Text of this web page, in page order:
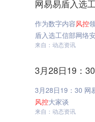
网易易盾入选
作为数字内容风控
盾入选工信部网络
来自：动态资讯
3月28日19：
3月28日19：30 网
风控大家谈
来自：动态资讯